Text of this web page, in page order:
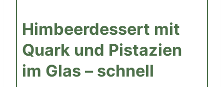
Himbeerdessert mit
Quark und Pistazien
im Glas – schnell